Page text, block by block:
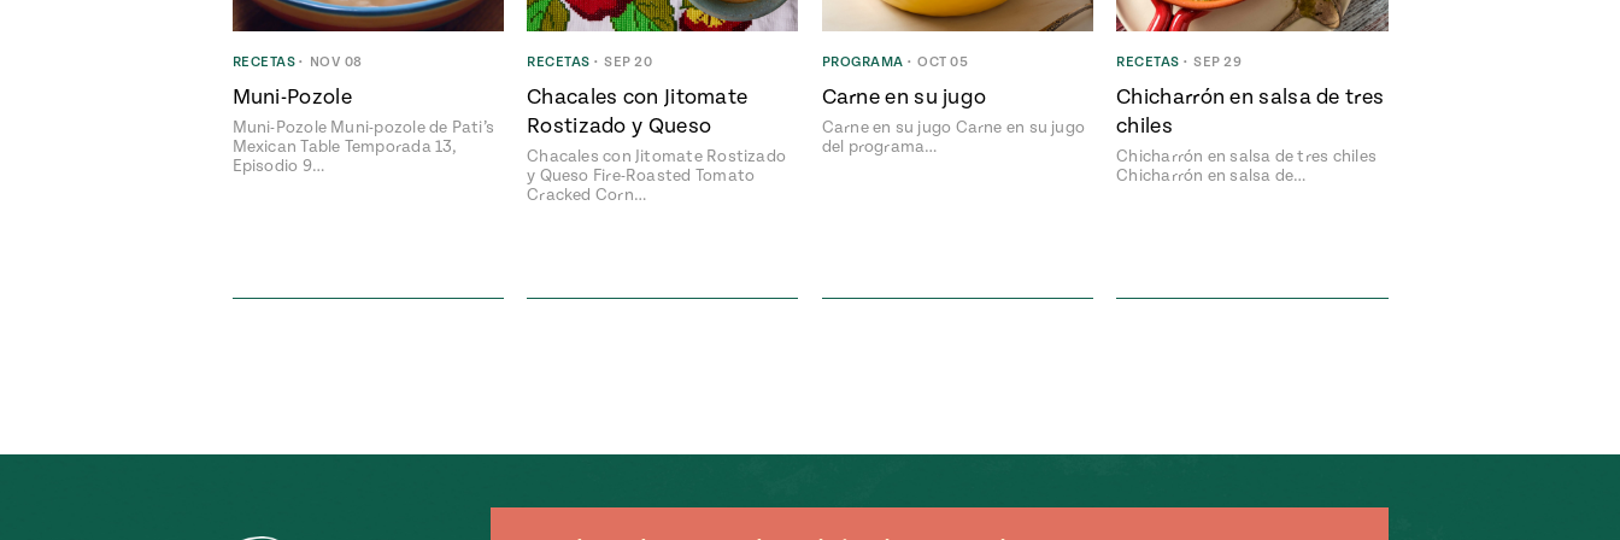
RECETAS • NOV 08
Muni-Pozole
Muni-Pozole Muni-pozole de Pati’s
Mexican Table Temporada 13,
Episodio 9…
RECETAS • SEP 20
Chacales con Jitomate
Rostizado y Queso
Chacales con Jitomate Rostizado
y Queso Fire-Roasted Tomato
Cracked Corn…
PROGRAMA • OCT 05
Carne en su jugo
Carne en su jugo Carne en su jugo
del programa…
RECETAS • SEP 29
Chicharrón en salsa de tres
chiles
Chicharrón en salsa de tres chiles
Chicharrón en salsa de…